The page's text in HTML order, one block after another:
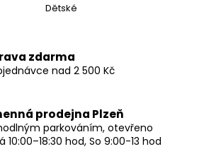
Dětské
zdarma
nad 2 500 Kč
prodejna Plzeň
parkováním, otevřeno
10:00–18:30 hod, So 9:00-13 hod